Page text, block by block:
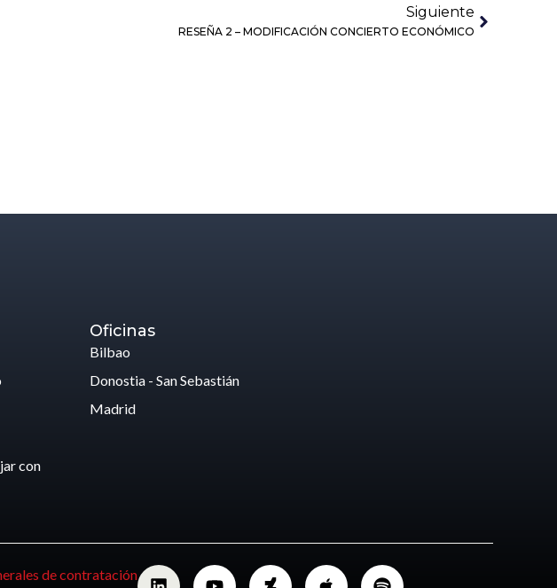
Siguiente
RESEÑA 2 – MODIFICACIÓN CONCIERTO ECONÓMICO
con
Oficinas
Bilbao
Donostia - San Sebastián
Madrid
de contratación